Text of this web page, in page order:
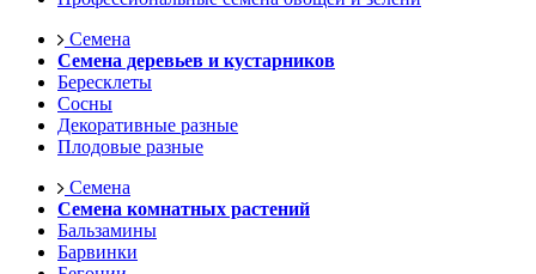
Семена
Семена деревьев и кустарников
Бересклеты
Сосны
Декоративные разные
Плодовые разные
Семена
Семена комнатных растений
Бальзамины
Барвинки